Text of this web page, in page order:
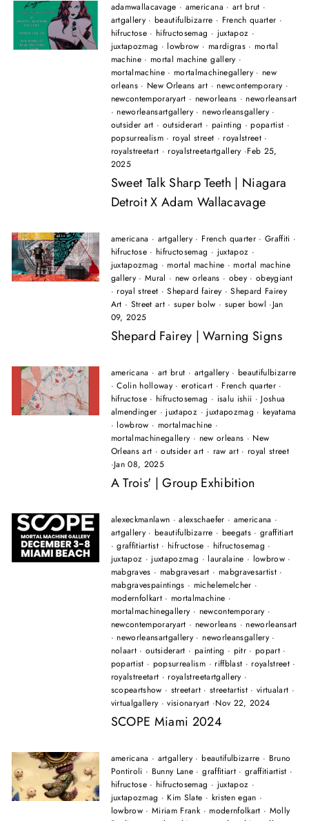
adamwallacavage · americana · art brut ·
artgallery ·beautifulbizarre · French quarter ·
hifructose · hifructosemag · juxtapoz ·
juxtapozmag · lowbrow · mardigras· mortal
machine · mortal machine gallery ·
mortalmachine · mortalmachinegallery· new
orleans · New Orleans art · newcontemporary ·
newcontemporaryart · neworleans · neworleansart
· neworleansartgallery · neworleansgallery·
outsider art · outsiderart · painting ·popartist ·
popsurrealism · royal street · royalstreet·
royalstreetart · royalstreetartgallery ·Feb 25,
2025
Sweet Talk Sharp Teeth | Niagara
Detroit X Adam Wallacavage
americana · artgallery · French quarter· Graffiti ·
hifructose · hifructosemag · juxtapoz ·
juxtapozmag · mortal machine · mortal machine
gallery ·Mural · new orleans · obey· obeygiant
· royal street ·Shepard fairey ·Shepard Fairey
Art · Street art ·super bolw · super bowl ·Jan
09, 2025
Shepard Fairey | Warning Signs
americana · art brut · artgallery· beautifulbizarre
·Colin holloway ·eroticart · French quarter ·
hifructose · hifructosemag · isalu ishii · Joshua
almendinger ·juxtapoz ·juxtapozmag · keyatama
· lowbrow · mortalmachine ·
mortalmachinegallery · new orleans · New
Orleans art ·outsider art · raw art· royal street
·Jan 08, 2025
A Trois' | Group Exhibition
alexeckmanlawn ·alexschaefer · americana ·
artgallery ·beautifulbizarre · beegats· graffitiart
·graffitiartist · hifructose · hifructosemag ·
juxtapoz ·juxtapozmag · lauralaine · lowbrow ·
mabgraves · mabgravesart · mabgravesartist·
mabgravespaintings · michelemelcher ·
modernfolkart · mortalmachine ·
mortalmachinegallery · newcontemporary ·
newcontemporaryart · neworleans · neworleansart
· neworleansartgallery · neworleansgallery·
nolaart ·outsiderart · painting · pitr ·popart ·
popartist · popsurrealism · riffblast · royalstreet ·
royalstreetart · royalstreetartgallery ·
scopeartshow · streetart· streetartist· virtualart ·
virtualgallery ·visionaryart ·Nov 22, 2024
SCOPE Miami 2024
americana · artgallery ·beautifulbizarre · Bruno
Pontiroli · Bunny Lane ·graffitiart· graffitiartist ·
hifructose · hifructosemag · juxtapoz ·
juxtapozmag · Kim Slate · kristen egan ·
lowbrow ·Miriam Frank · modernfolkart · Molly